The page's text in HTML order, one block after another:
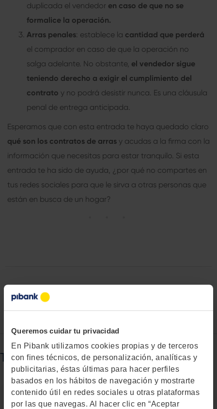
Queremos cuidar tu privacidad
En Pibank utilizamos cookies propias y de terceros
con fines técnicos, de personalización, analíticas y
publicitarias, éstas últimas para hacer perfiles
basados en los hábitos de navegación y mostrarte
contenido útil en redes sociales u otras plataformas
por las que navegas. Al hacer clic en “Aceptar
duplicada el vendedor en caso de que no se
formalice la operación.
Arras penales: establece la cantidad que perderá
el comprador en caso de que la operación no
salga adelante. No obstante, el vendedor sigue
teniendo derecho a exigir el cumplimiento del
contrato y no podrá desistir nunca. Es una cláusula
penal de entrega anticipada.
Esperamos que con esta entrada te haya quedado claro
qué son los contratos de arras y acudas a la firma con la
información que necesitas para estar tranquilo. Si esta
entrada te ha sido de ayuda, ¿por qué no compartes en
tus redes sociales para que le sirva a otras personas que
están en busca de un hogar?
También puede interesarte...